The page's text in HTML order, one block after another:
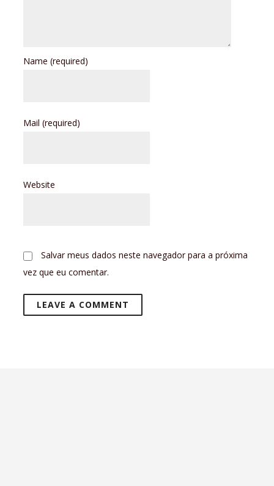
Name(required)
Mail(required)
Website
Salvar meus dados neste navegador para a próxima
vez que eu comentar.